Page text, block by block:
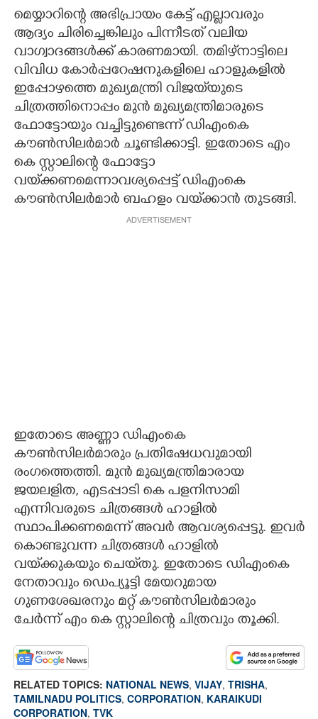
മെയ്യാറിന്റെ അഭിപ്രായം കേട്ട് എല്ലാവരും
ആദ്യം ചിരിച്ചെങ്കിലും പിന്നീടത് വലിയ
വാഗ്വാദങ്ങൾക്ക് കാരണമായി. തമിഴ്‌നാട്ടിലെ
വിവിധ കോർപ്പറേഷനുകളിലെ ഹാളുകളിൽ
ഇപ്പോഴത്തെ മുഖ്യമന്ത്രി വിജയ്‌യുടെ
ചിത്രത്തിനൊപ്പം മുൻ മുഖ്യമന്ത്രിമാരുടെ
ഫോട്ടോയും വച്ചിട്ടുണ്ടെന്ന് ഡിഎംകെ
കൗൺസിലർമാർ ചൂണ്ടിക്കാട്ടി. ഇതോടെ എം
കെ സ്റ്റാലിന്റെ ഫോട്ടോ
വയ്‌ക്കണമെന്നാവശ്യപ്പെട്ട് ഡിഎംകെ
കൗൺസിലർമാർ ബഹളം വയ്‌ക്കാൻ തുടങ്ങി.
ADVERTISEMENT
ഇതോടെ അണ്ണാ ഡിഎംകെ
കൗൺസിലർമാരും പ്രതിഷേധവുമായി
രംഗത്തെത്തി. മുൻ മുഖ്യമന്ത്രിമാരായ
ജയലളിത, എടപ്പാടി കെ പളനിസാമി
എന്നിവരുടെ ചിത്രങ്ങൾ ഹാളിൽ
സ്ഥാപിക്കണമെന്ന് അവർ ആവശ്യപ്പെട്ടു. ഇവർ
കൊണ്ടുവന്ന ചിത്രങ്ങൾ ഹാളിൽ
വയ്‌ക്കുകയും ചെയ്‌തു. ഇതോടെ ഡിഎംകെ
നേതാവും ഡെപ്യൂട്ടി മേയറുമായ
ഗുണശേഖരനും മറ്റ് കൗൺസിലർമാരും
ചേർന്ന് എം കെ സ്റ്റാലിന്റെ ചിത്രവും തൂക്കി.
RELATED TOPICS: NATIONAL NEWS, VIJAY, TRISHA,
TAMILNADU POLITICS, CORPORATION, KARAIKUDI
CORPORATION, TVK